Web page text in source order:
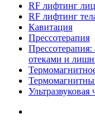
RF лифтинг
RF лифтинг
Кавитация
Прессотерапия
отеками и
Ультразвуковая